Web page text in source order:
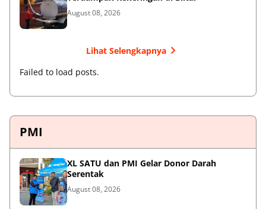
August 08, 2026
Lihat Selengkapnya
Failed to load posts.
PMI
XL SATU dan PMI Gelar Donor Darah
Serentak
August 08, 2026